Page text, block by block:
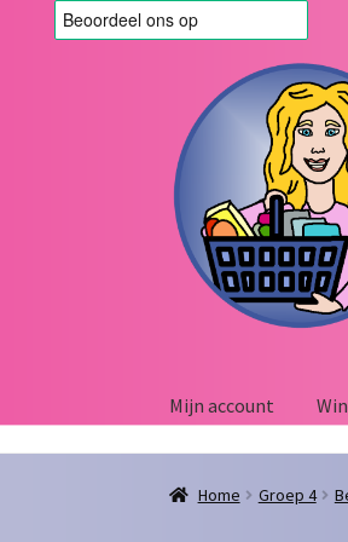
naar
navigatie
inhoud
Mijn account
HomeHome Groep 4